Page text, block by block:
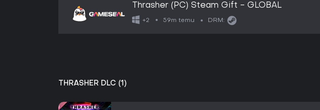
Thrasher (PC) Steam Gift - GLOBAL
+2 59m temu DRM:
THRASHER DLC (1)